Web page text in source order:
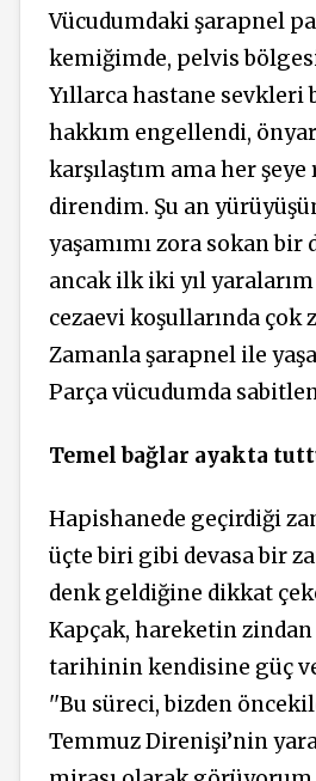
Vücudumdaki şarapnel
kemiğimde, pelvis
Yıllarca hastane sevkleri
hakkım engellendi,
karşılaştım ama her
direndim. Şu an
yaşamımı zora sokan bir
ancak ilk iki yıl
cezaevi koşullarında çok
Zamanla şarapnel ile
Parça vücudumda
Temel bağlar ayakta
Hapishanede geçirdiği
üçte biri gibi devasa bir
denk geldiğine dikkat
Kapçak, hareketin
tarihinin kendisine güç
''Bu süreci, bizden
TemmuzDirenişi’nin